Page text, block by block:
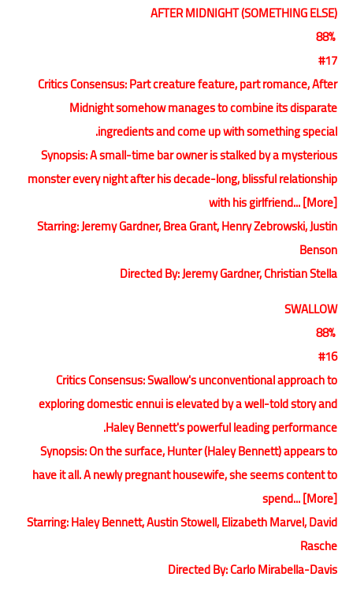
AFTER MIDNIGHT (SOMETHING ELSE)
88%
#17
Critics Consensus: Part creature feature, part romance, After
Midnight somehow manages to combine its disparate
ingredients and come up with something special.
Synopsis: A small-time bar owner is stalked by a mysterious
monster every night after his decade-long, blissful relationship
with his girlfriend... [More]
Starring: Jeremy Gardner, Brea Grant, Henry Zebrowski, Justin
Benson
Directed By: Jeremy Gardner, Christian Stella
SWALLOW
88%
#16
Critics Consensus: Swallow's unconventional approach to
exploring domestic ennui is elevated by a well-told story and
Haley Bennett's powerful leading performance.
Synopsis: On the surface, Hunter (Haley Bennett) appears to
have it all. A newly pregnant housewife, she seems content to
spend... [More]
Starring: Haley Bennett, Austin Stowell, Elizabeth Marvel, David
Rasche
Directed By: Carlo Mirabella-Davis